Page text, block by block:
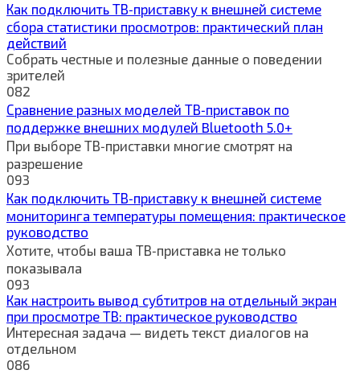
Как подключить ТВ‑приставку к внешней системе
сбора статистики просмотров: практический план
действий
Собрать честные и полезные данные о поведении
зрителей
082
Сравнение разных моделей ТВ‑приставок по
поддержке внешних модулей Bluetooth 5.0+
При выборе ТВ‑приставки многие смотрят на
разрешение
093
Как подключить ТВ‑приставку к внешней системе
мониторинга температуры помещения: практическое
руководство
Хотите, чтобы ваша ТВ‑приставка не только
показывала
093
Как настроить вывод субтитров на отдельный экран
при просмотре ТВ: практическое руководство
Интересная задача — видеть текст диалогов на
отдельном
086